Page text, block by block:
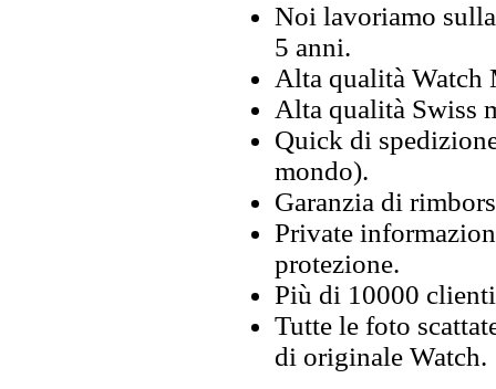
Noi lavoriamo
5 anni.
Alta qualità Watch
Alta qualità Swiss
Quick di
mondo).
Garanzia di
Private
protezione.
Più di 10000
Tutte le foto
di originale Watch.